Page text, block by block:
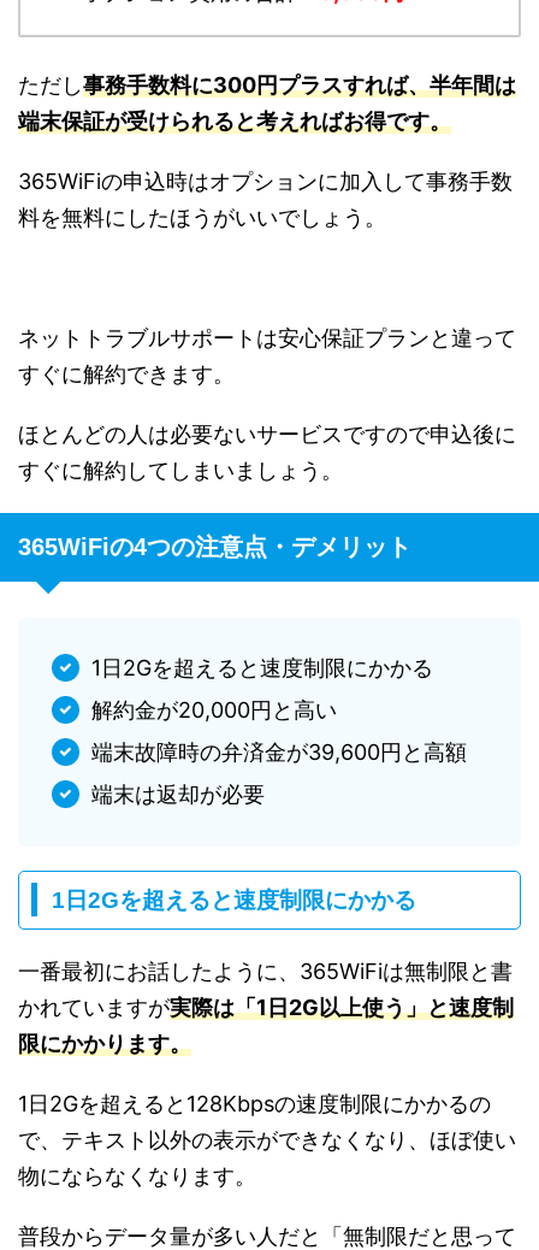
ただし事務手数料に300円プラスすれば、半年間は
端末保証が受けられると考えればお得です。
365WiFiの申込時はオプションに加入して事務手数
料を無料にしたほうがいいでしょう。
ネットトラブルサポートは安心保証プランと違って
すぐに解約できます。
ほとんどの人は必要ないサービスですので申込後に
すぐに解約してしまいましょう。
365WiFiの4つの注意点・デメリット
1日2Gを超えると速度制限にかかる
解約金が20,000円と高い
端末故障時の弁済金が39,600円と高額
端末は返却が必要
1日2Gを超えると速度制限にかかる
一番最初にお話したように、365WiFiは無制限と書
かれていますが実際は「1日2G以上使う」と速度制
限にかかります。
1日2Gを超えると128Kbpsの速度制限にかかるの
で、テキスト以外の表示ができなくなり、ほぼ使い
物にならなくなります。
普段からデータ量が多い人だと「無制限だと思って